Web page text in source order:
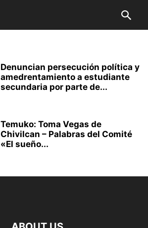
Denuncian persecución política y
amedrentamiento a estudiante
secundaria por parte de...
Temuko: Toma Vegas de
Chivilcan – Palabras del Comité
«El sueño...